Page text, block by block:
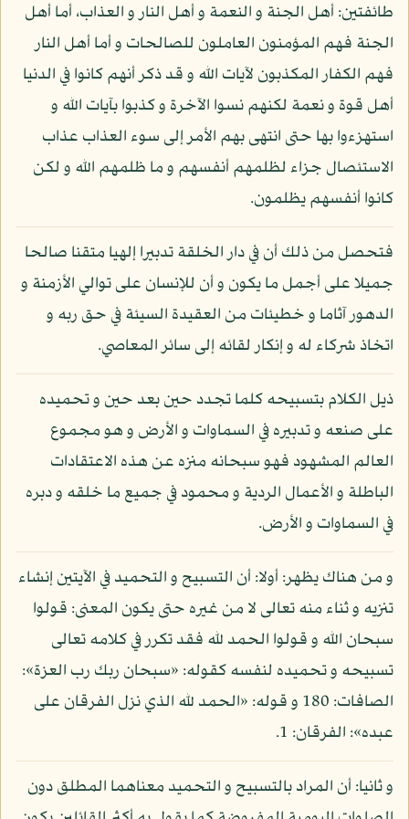
طائفتين: أهل الجنة و النعمة و أهل النار و العذاب، أما أهل
الجنة فهم المؤمنون العاملون للصالحات و أما أهل النار
فهم الكفار المكذبون لآيات الله و قد ذكر أنهم كانوا في الدنيا
أهل قوة و نعمة لكنهم نسوا الآخرة و كذبوا بآيات الله و
استهزءوا بها حتى انتهى بهم الأمر إلى سوء العذاب عذاب
الاستئصال جزاء لظلمهم أنفسهم و ما ظلمهم الله و لكن
كانوا أنفسهم يظلمون.
فتحصل من ذلك أن في دار الخلقة تدبيرا إلهيا متقنا صالحا
جميلا على أجمل ما يكون و أن للإنسان على توالي الأزمنة و
الدهور آثاما و خطيئات من العقيدة السيئة في حق ربه و
اتخاذ شركاء له و إنكار لقائه إلى سائر المعاصي.
ذيل الكلام بتسبيحه كلما تجدد حين بعد حين و تحميده
على صنعه و تدبيره في السماوات و الأرض و هو مجموع
العالم المشهود فهو سبحانه منزه عن هذه الاعتقادات
الباطلة و الأعمال الردية و محمود في جميع ما خلقه و دبره
في السماوات و الأرض.
و من هناك يظهر: أولا: أن التسبيح و التحميد في الآيتين إنشاء
تنزيه و ثناء منه تعالى لا من غيره حتى يكون المعنى: قولوا
سبحان الله و قولوا الحمد لله فقد تكرر في كلامه تعالى
تسبيحه و تحميده لنفسه كقوله: «سبحان ربك رب العزة»:
الصافات: 180 و قوله: «الحمد لله الذي نزل الفرقان على
عبده»: الفرقان: 1.
و ثانيا: أن المراد بالتسبيح و التحميد معناهما المطلق دون